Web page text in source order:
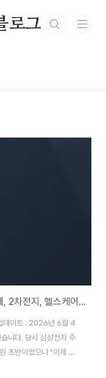
로그
섹터 ETF 투자 전략 완전 정복 — 반도체, 2차전지, 헬스케어 직접 투자 비교 체험기
데이트 : 2026년 6월 4
니다. 당시 삼성전자 주
초반이었으니 "이제 바
과는 참담했습니다. 반